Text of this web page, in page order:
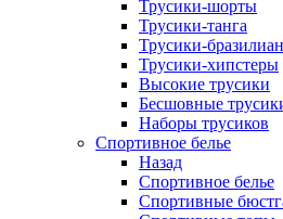
Трусики-шорты
Трусики-танга
Трусики-
Трусики-хипстеры
Высокие трусики
Бесшовные
Наборы трусиков
Спортивное белье
Назад
Спортивное белье
Спортивные